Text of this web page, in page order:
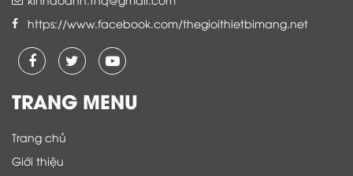
https://www.facebook.com/thegioithietbimang.net
TRANG MENU
Trang chủ
Giới thiệu